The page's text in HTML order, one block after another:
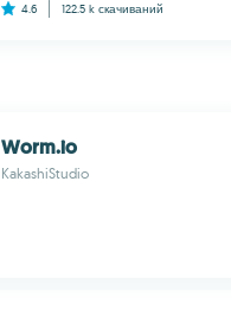
4.6 122.5 k скачиваний
Worm.io
KakashiStudio